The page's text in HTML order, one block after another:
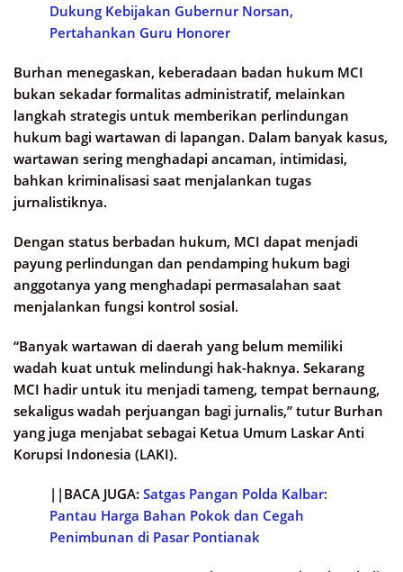
Dukung Kebijakan Gubernur Norsan,
Pertahankan Guru Honorer
Burhan menegaskan, keberadaan badan hukum MCI
bukan sekadar formalitas administratif, melainkan
langkah strategis untuk memberikan perlindungan
hukum bagi wartawan di lapangan. Dalam banyak kasus,
wartawan sering menghadapi ancaman, intimidasi,
bahkan kriminalisasi saat menjalankan tugas
jurnalistiknya.
Dengan status berbadan hukum, MCI dapat menjadi
payung perlindungan dan pendamping hukum bagi
anggotanya yang menghadapi permasalahan saat
menjalankan fungsi kontrol sosial.
“Banyak wartawan di daerah yang belum memiliki
wadah kuat untuk melindungi hak-haknya. Sekarang
MCI hadir untuk itu menjadi tameng, tempat bernaung,
sekaligus wadah perjuangan bagi jurnalis,” tutur Burhan
yang juga menjabat sebagai Ketua Umum Laskar Anti
Korupsi Indonesia (LAKI).
||BACA JUGA: Satgas Pangan Polda Kalbar:
Pantau Harga Bahan Pokok dan Cegah
Penimbunan di Pasar Pontianak